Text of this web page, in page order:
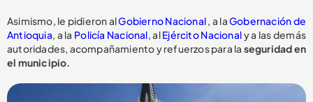
Asimismo, le pidieron alGobierno Nacional, a laGobernación de
Antioquia, a la Policía Nacional, alEjército Nacionaly a las demás
autoridades, acompañamiento y refuerzos para la seguridad en
el municipio.